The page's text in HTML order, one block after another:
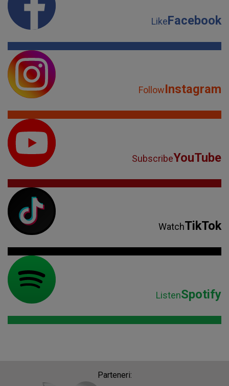
LikeFacebook
FollowInstagram
SubscribeYouTube
WatchTikTok
ListenSpotify
Parteneri: